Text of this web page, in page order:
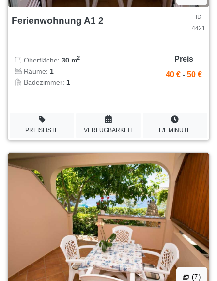
Ferienwohnung A1 2
ID
4421
Oberfläche: 30 m2
Räume: 1
Badezimmer: 1
Preis
40 € - 50 €
PREISLISTE VERFÜGBARKEIT F/L MINUTE
(7)